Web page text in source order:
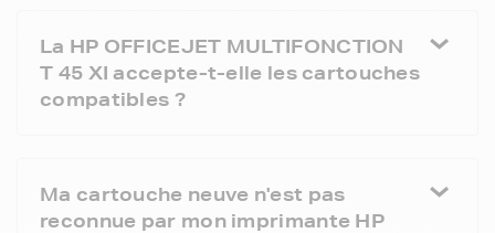
La HP OFFICEJET MULTIFONCTION
T 45 XI accepte-t-elle les cartouches
compatibles ?
Ma cartouche neuve n'est pas
reconnue par mon imprimante HP